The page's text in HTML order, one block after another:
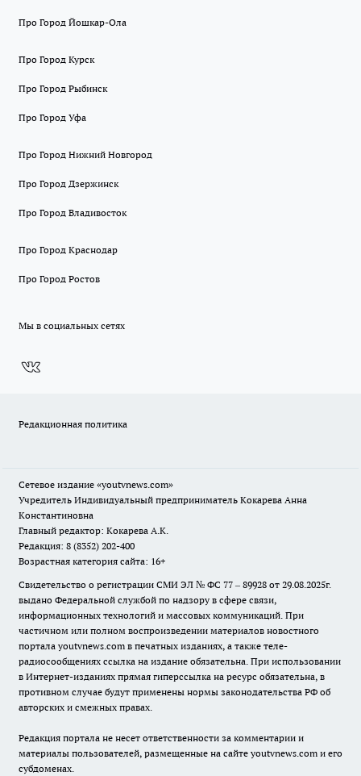
Про Город Йошкар-Ола
Про Город Курск
Про Город Рыбинск
Про Город Уфа
Про Город Нижний Новгород
Про Город Дзержинск
Про Город Владивосток
Про Город Краснодар
Про Город Ростов
Мы в социальных сетях
Редакционная политика
Сетевое издание «youtvnews.com»
Учредитель Индивидуальный предприниматель Кокарева Анна
Константиновна
Главный редактор: Кокарева А.К.
Редакция: 8 (8352) 202-400
Возрастная категория сайта: 16+
Свидетельство о регистрации СМИ ЭЛ № ФС 77 – 89928 от 29.08.2025г.
выдано Федеральной службой по надзору в сфере связи,
информационных технологий и массовых коммуникаций. При
частичном или полном воспроизведении материалов новостного
портала youtvnews.com в печатных изданиях, а также теле-
радиосообщениях ссылка на издание обязательна. При использовании
в Интернет-изданиях прямая гиперссылка на ресурс обязательна, в
противном случае будут применены нормы законодательства РФ об
авторских и смежных правах.
Редакция портала не несет ответственности за комментарии и
материалы пользователей, размещенные на сайте youtvnews.com и его
субдоменах.